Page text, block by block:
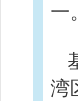
一
湾